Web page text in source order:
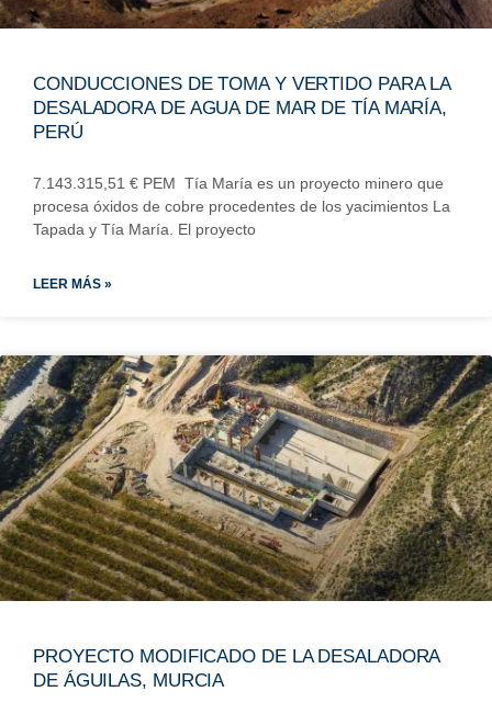
CONDUCCIONES DE TOMA Y VERTIDO PARA LA
DESALADORA DE AGUA DE MAR DE TÍA MARÍA,
PERÚ
7.143.315,51 € PEM Tía María es un proyecto minero que
procesa óxidos de cobre procedentes de los yacimientos La
Tapada y Tía María. El proyecto
LEER MÁS »
PROYECTO MODIFICADO DE LA DESALADORA
DE ÁGUILAS, MURCIA